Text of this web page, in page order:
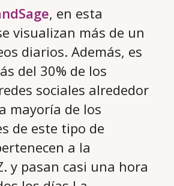
, en esta
visualizan más de un
diarios. Además, es
del 30% de los
sociales alrededor
mayoría de los
de este tipo de
a la
y pasan casi una hora